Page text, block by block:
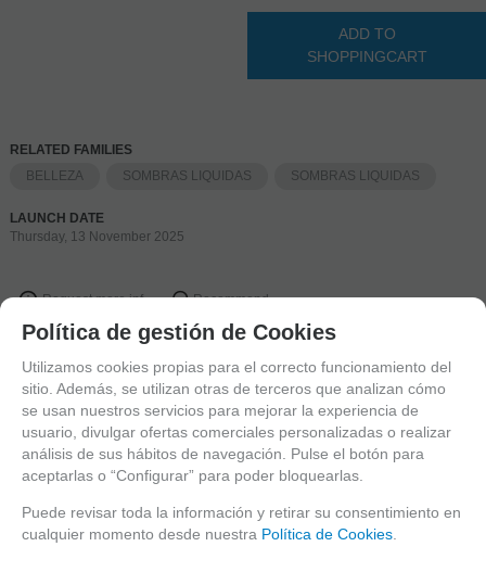
ADD TO
SHOPPINGCART
RELATED FAMILIES
BELLEZA
SOMBRAS LIQUIDAS SOMBRAS LIQUIDAS
LAUNCH DATE
Thursday, 13 November 2025
Request more inf Recommend
SEARCH ENGINE
CATALOGUE
EFECTOS
EXPOSITORES
CURSOS
Política de gestión de Cookies
Utilizamos cookies propias para el correcto funcionamiento del
sitio. Además, se utilizan otras de terceros que analizan cómo
se usan nuestros servicios para mejorar la experiencia de
usuario, divulgar ofertas comerciales personalizadas o realizar
análisis de sus hábitos de navegación. Pulse el botón para
aceptarlas o “Configurar” para poder bloquearlas.
Puede revisar toda la información y retirar su consentimiento en
cualquier momento desde nuestra Política de Cookies